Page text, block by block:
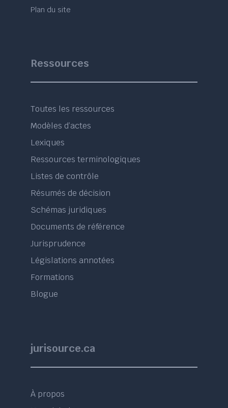
Plan du site
Ressources
Toutes les ressources
Modèles d’actes
Lexiques
Ressources terminologiques
Listes de contrôle
Résumés de décision
Schémas juridiques
Documents de référence
Jurisprudence
Législations annotées
Formations
Blogue
jurisource.ca
À propos